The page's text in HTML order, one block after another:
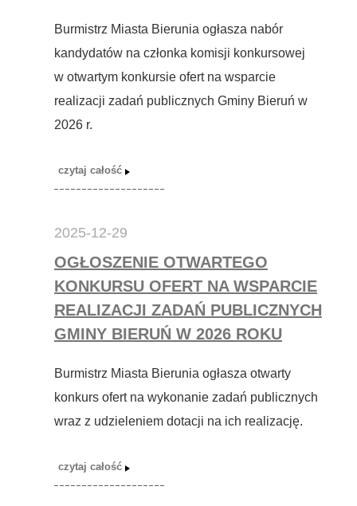
Burmistrz Miasta Bierunia ogłasza nabór
kandydatów na członka komisji konkursowej
w otwartym konkursie ofert na wsparcie
realizacji zadań publicznych Gminy Bieruń w
2026 r.
2025-12-29
OGŁOSZENIE OTWARTEGO
KONKURSU OFERT NA WSPARCIE
REALIZACJI ZADAŃ PUBLICZNYCH
GMINY BIERUŃ W 2026 ROKU
Burmistrz Miasta Bierunia ogłasza otwarty
konkurs ofert na wykonanie zadań publicznych
wraz z udzieleniem dotacji na ich realizację.